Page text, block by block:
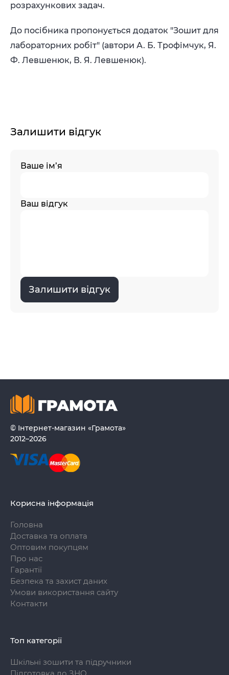
розрахункових задач.
До посібника пропонується додаток "Зошит для
лабораторних робіт" (автори А. Б. Трофімчук, Я.
Ф. Левшенюк, В. Я. Левшенюк).
Залишити відгук
Ваше ім’я
Ваш відгук
Залишити відгук
© Інтернет-магазин «Грамота»
2012–2026
Корисна інформація
Головна
Доставка та оплата
Оптовим покупцям
Про нас
Гарантії
Безпека та захист даних
Умови використання сайту
Контакти
Топ категорії
Шкільні зошити та підручники